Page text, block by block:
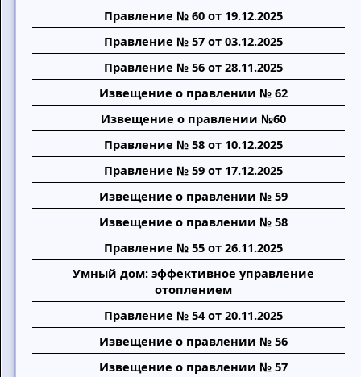
Правление № 60 от 19.12.2025
Правление № 57 от 03.12.2025
Правление № 56 от 28.11.2025
Извещение о правлении № 62
Извещение о правлении №60
Правление № 58 от 10.12.2025
Правление № 59 от 17.12.2025
Извещение о правлении № 59
Извещение о правлении № 58
Правление № 55 от 26.11.2025
Умный дом: эффективное управление
отоплением
Правление № 54 от 20.11.2025
Извещение о правлении № 56
Извещение о правлении № 57